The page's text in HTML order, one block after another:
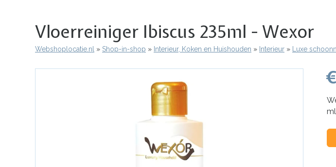
Vloerreiniger Ibiscus 235ml - Wexor
Kruimelpad
Webshoplocatie.nl Shop-in-shop Interieur, Koken en Huishouden Interieur Luxe